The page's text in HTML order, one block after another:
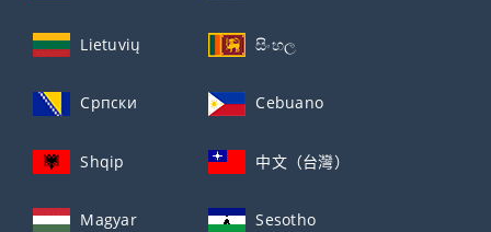
Lietuvių සිංහල
Српски Cebuano
Shqip 中文（台灣）
Magyar Sesotho